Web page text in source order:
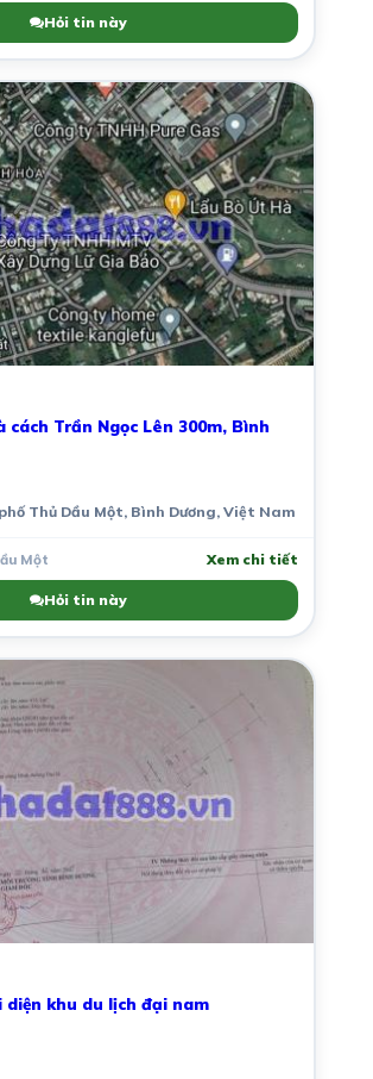
Hỏi tin này
Trần Ngọc Lên 300m, Bình
Thủ Dầu Một, Bình Dương, Việt Nam
Một Xem chi tiết
Hỏi tin này
diện khu du lịch đại nam